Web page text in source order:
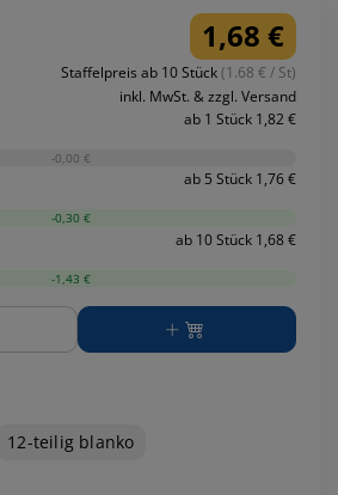
1,68 €
Staffelpreis ab 10 Stück(1.68 € / St)
inkl. MwSt. & zzgl. Versand
ab 1 Stück 1,82 €
-0,00 €
ab 5 Stück 1,76 €
-0,30 €
ab 10 Stück 1,68 €
-1,43 €
12-teilig blanko